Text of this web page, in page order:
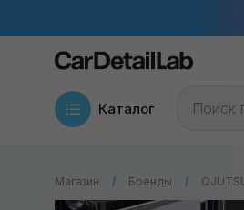
Каталог
Магазин Бренды